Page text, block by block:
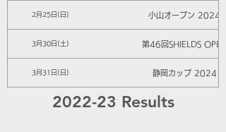
2月25日(日) 小山オープン 2024
3月30日(土) 第46回SHIELDS OPEN
3月31日(日) 静岡カップ 2024
2022-23 Results